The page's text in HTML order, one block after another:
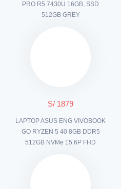
PRO R5 7430U 16GB, SSD
512GB GREY
S/ 1879
LAPTOP ASUS ENG VIVOBOOK
GO RYZEN 5 40 8GB DDR5
512GB NVMe 15.6P FHD